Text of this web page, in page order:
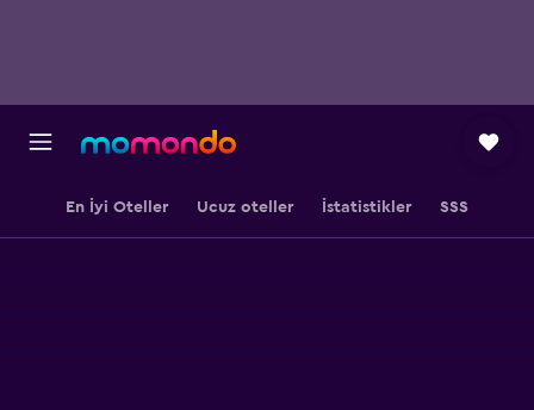
En İyi Oteller Ucuz oteller İstatistikler SSS